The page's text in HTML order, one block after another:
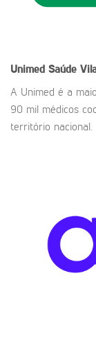
Unimed Saúde
A Unimed é a
90 mil médicos
território nacional.